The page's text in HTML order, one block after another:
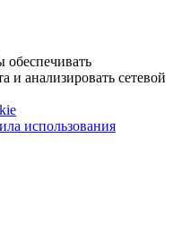
и анализировать сетевой
использования